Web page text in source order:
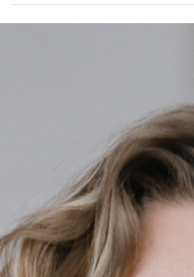
A ausência dental impacta diretamente a